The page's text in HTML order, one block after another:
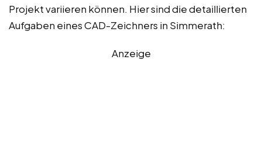
Projekt variieren können. Hier sind die detaillierten
Aufgaben eines CAD-Zeichners in Simmerath:
Anzeige